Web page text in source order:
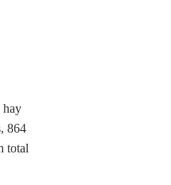
hay
864
total